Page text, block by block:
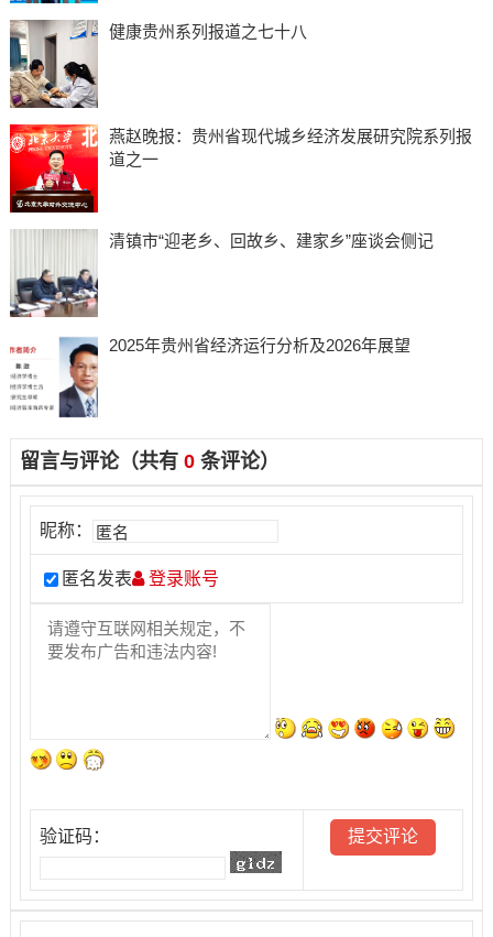
健康贵州系列报道之七十八
燕赵晚报：贵州省现代城乡经济发展研究院系列报
道之一
清镇市“迎老乡、回故乡、建家乡”座谈会侧记
2025年贵州省经济运行分析及2026年展望
留言与评论（共有 0条评论）
昵称：
匿名发表 登录账号
验证码：